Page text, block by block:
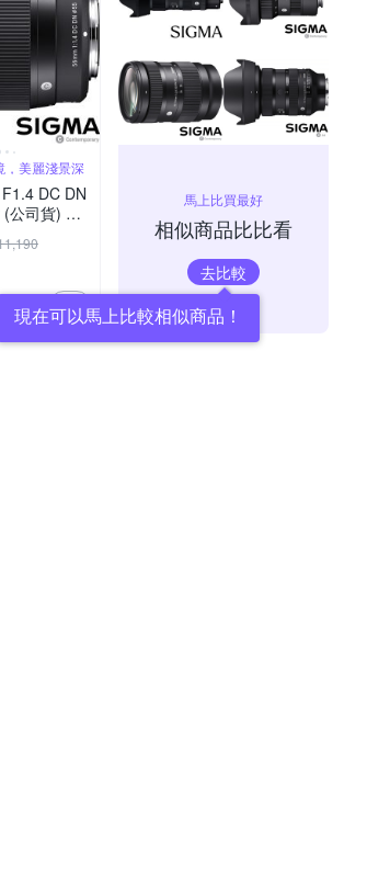
，美麗淺景深
DC DN
公司貨) 望
頭 人像鏡 A
專用鏡頭
馬上比買最好
相似商品比比看
去比較
現在可以馬上比較相似商品！